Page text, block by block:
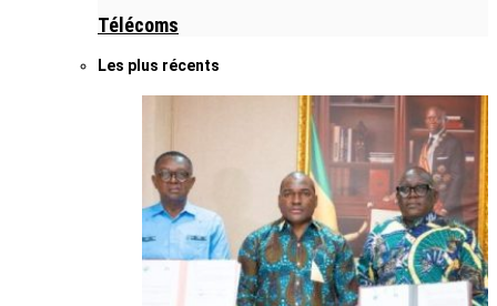
Télécoms
Les plus récents